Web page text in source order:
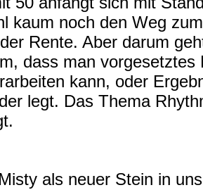
kaum noch den Weg
Rente. Aber darum
dass man
kann, oder
legt. Das Thema
als neuer Stein in